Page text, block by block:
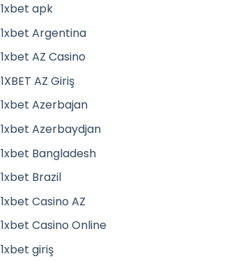
1xbet apk
1xbet Argentina
1xbet AZ Casino
1XBET AZ Giriş
1xbet Azerbajan
1xbet Azerbaydjan
1xbet Bangladesh
1xbet Brazil
1xbet Casino AZ
1xbet Casino Online
1xbet giriş